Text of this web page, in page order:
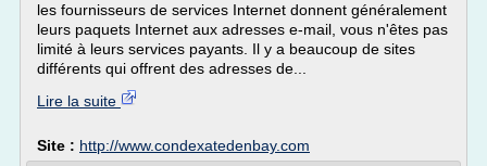
les fournisseurs de services Internet donnent généralement
leurs paquets Internet aux adresses e-mail, vous n'êtes pas
limité à leurs services payants. Il y a beaucoup de sites
différents qui offrent des adresses de...
Lire la suite
Site : http://www.condexatedenbay.com